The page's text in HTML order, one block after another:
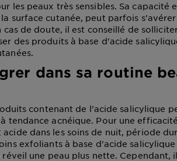
les peaux très sensibles. Sa capacité
surface cutanée, peut parfois
cas de doute, il est conseillé de
des produits à base d'acide
dans sa routine
contenant de l'acide salicylique
tendance acnéique. Pour une
dans les soins de nuit, période
exfoliants à base d'acide
une peau plus nette. Cependant,